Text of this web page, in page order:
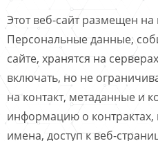
Этот веб-сайт размещен
Персональные данные,
сайте, хранятся на
включать, но не
на контакт, метаданные и
информацию о
имена, доступ к веб-